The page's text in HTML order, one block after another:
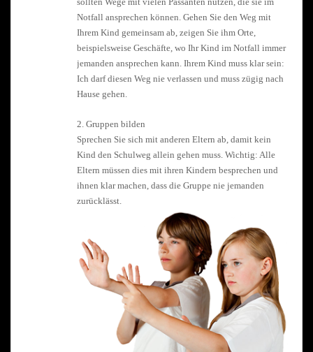
Notfall ansprechen können. Gehen Sie den Weg mit
Ihrem Kind gemeinsam ab, zeigen Sie ihm Orte,
beispielsweise Geschäfte, wo Ihr Kind im Notfall immer
jemanden ansprechen kann. Ihrem Kind muss klar sein:
Ich darf diesen Weg nie verlassen und muss zügig nach
Hause gehen.
2. Gruppen bilden
Sprechen Sie sich mit anderen Eltern ab, damit kein
Kind den Schulweg allein gehen muss. Wichtig: Alle
Eltern müssen dies mit ihren Kindern besprechen und
ihnen klar machen, dass die Gruppe nie jemanden
zurücklässt.